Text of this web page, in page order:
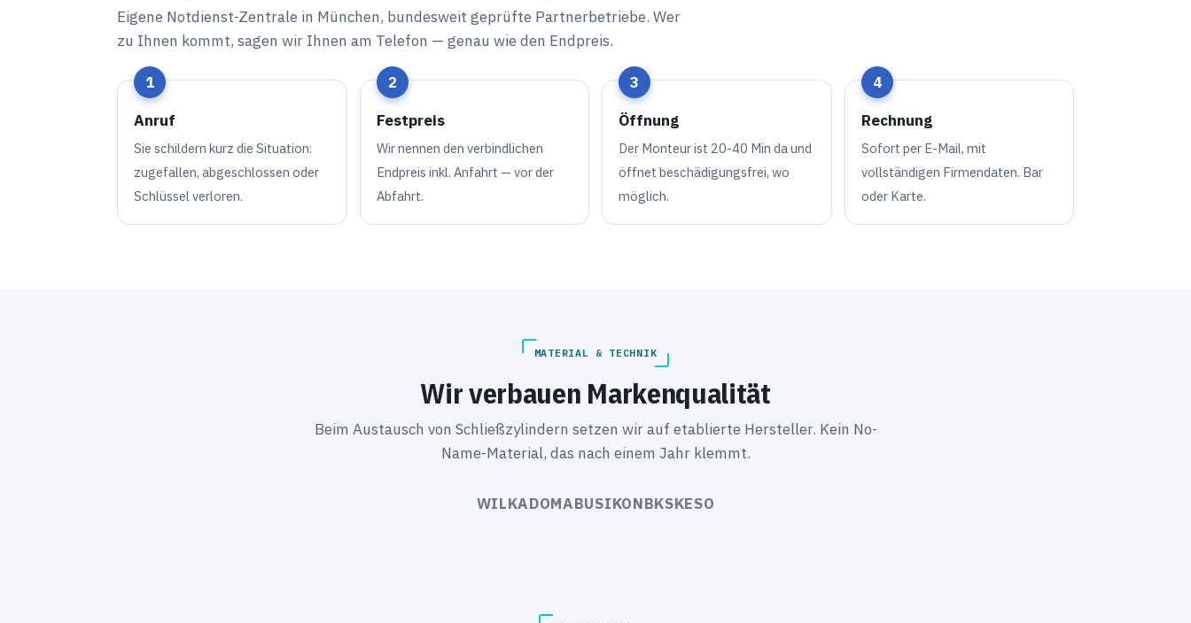
Eigene Notdienst-Zentrale in München, bundesweit geprüfte Partnerbetriebe. Wer
zu Ihnen kommt, sagen wir Ihnen am Telefon — genau wie den Endpreis.
Anruf
Sie schildern kurz die Situation:
zugefallen, abgeschlossen oder
Schlüssel verloren.
Festpreis
Wir nennen den verbindlichen
Endpreis inkl. Anfahrt — vor der
Abfahrt.
Öffnung
Der Monteur ist 20-40 Min da und
öffnet beschädigungsfrei, wo
möglich.
Rechnung
Sofort per E-Mail, mit
vollständigen Firmendaten. Bar
oder Karte.
MATERIAL & TECHNIK
Wir verbauen Markenqualität
Beim Austausch von Schließzylindern setzen wir auf etablierte Hersteller. Kein No-
Name-Material, das nach einem Jahr klemmt.
WILKADOMABUSIKONBKSKESO